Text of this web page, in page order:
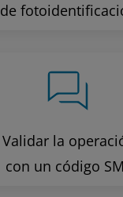
de
Validar la
con un código